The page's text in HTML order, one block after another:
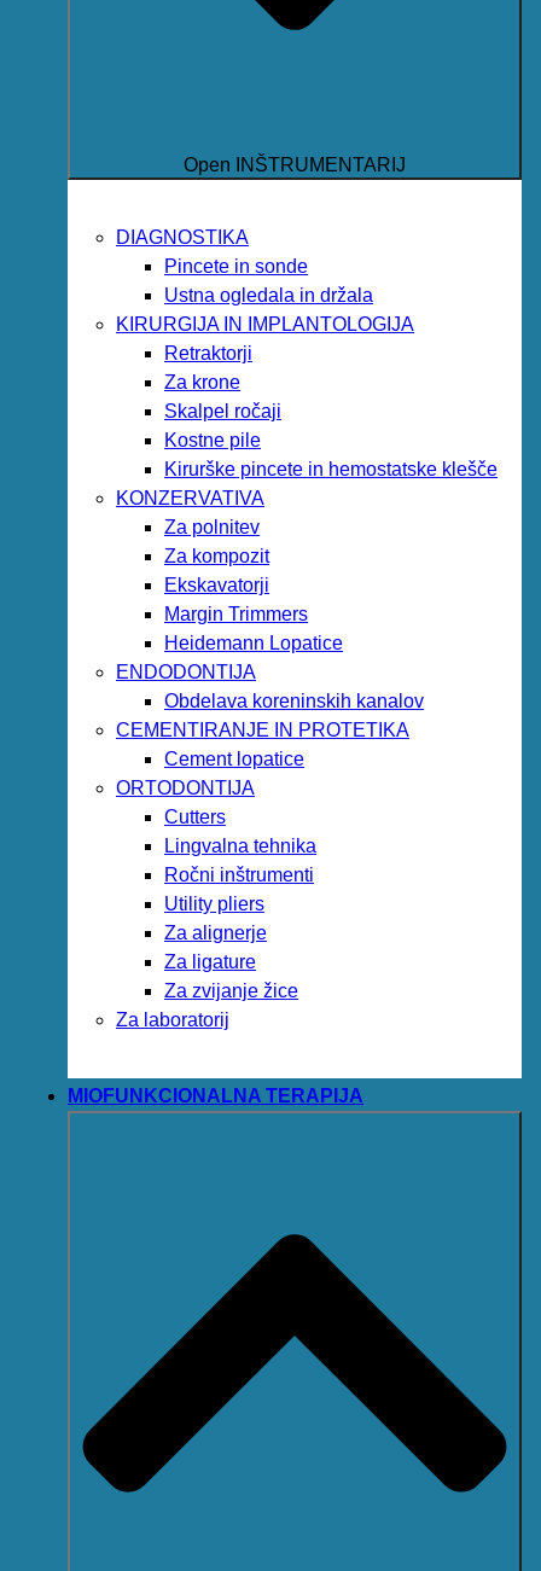
Open INŠTRUMENTARIJ
DIAGNOSTIKA
Pincete in sonde
Ustna ogledala in držala
KIRURGIJA IN IMPLANTOLOGIJA
Retraktorji
Za krone
Skalpel ročaji
Kostne pile
Kirurške pincete in hemostatske klešče
KONZERVATIVA
Za polnitev
Za kompozit
Ekskavatorji
Margin Trimmers
Heidemann Lopatice
ENDODONTIJA
Obdelava koreninskih kanalov
CEMENTIRANJE IN PROTETIKA
Cement lopatice
ORTODONTIJA
Cutters
Lingvalna tehnika
Ročni inštrumenti
Utility pliers
Za alignerje
Za ligature
Za zvijanje žice
Za laboratorij
MIOFUNKCIONALNA TERAPIJA